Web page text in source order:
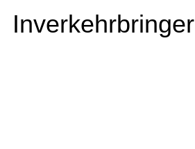
Inverkehrbringer